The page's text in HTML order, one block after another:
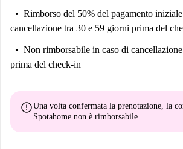
Rimborso del 50% del pagamento iniziale
cancellazione tra 30 e 59 giorni prima del
Non rimborsabile in caso di
prima del check-in
errorUna volta confermata la prenotazione, la
Spotahome non è rimborsabile